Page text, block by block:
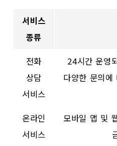
서비스
종류
전화
상담
서비스
24시간 운영
다양한 문의에
온라인
서비스
모바일 앱 및